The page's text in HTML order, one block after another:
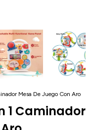
Mesa De Juego Con Aro
1 Caminador